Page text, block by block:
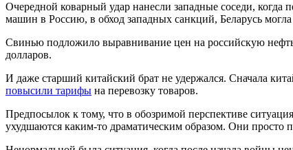
Очередной коварный удар нанесли западные соседи,
машин в Россию, в обход западных санкций, Беларусь могла
Свинью подложило выравнивание цен на российскую
долларов.
И даже старший китайский брат не удержался. Сначала
повысили тарифы на перевозку товаров.
Предпосылок к тому, что в обозримой перспективе
ухудшаются каким-то драматическим образом. Они просто